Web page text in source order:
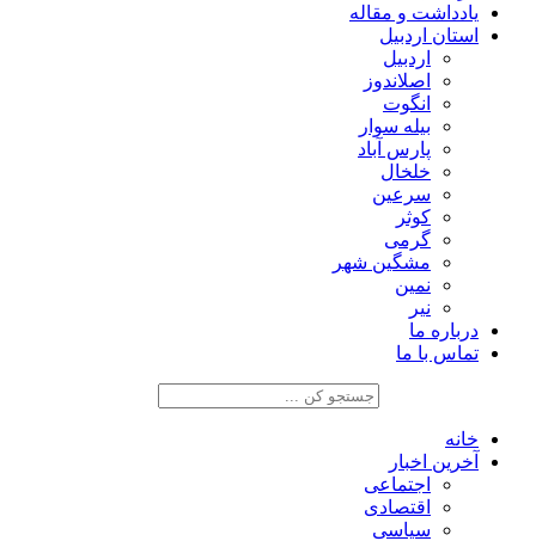
یادداشت و مقاله
استان اردبیل
اردبیل
اصلاندوز
انگوت
بیله سوار
پارس آباد
خلخال
سرعین
کوثر
گرمی
مشگین شهر
نمین
نیر
درباره ما
تماس با ما
خانه
آخرین اخبار
اجتماعی
اقتصادی
سیاسی